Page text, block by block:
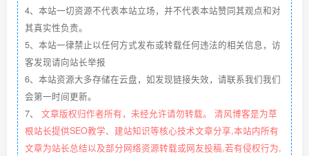
4、本站一切资源不代表本站立场，并不代表本站赞同其观点和对
其真实性负责。
5、本站一律禁止以任何方式发布或转载任何违法的相关信息，访
客发现请向站长举报
6、本站资源大多存储在云盘，如发现链接失效，请联系我们我们
会第一时间更新。
7、 文章版权归作者所有，未经允许请勿转载。 清风博客是为草
根站长提供SEO教学、建站知识等核心技术文章分享,本站内所有
文章为站长总结以及部分网络资源转载或网友投稿,若有侵权行为,